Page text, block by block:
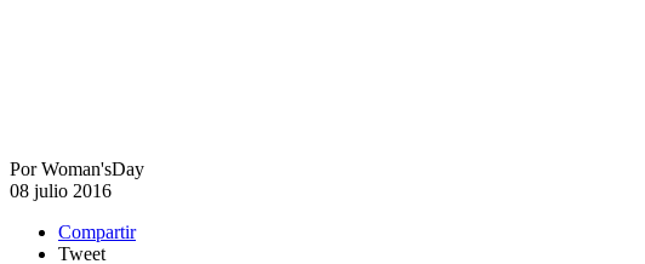
PorWoman'sDay
08 julio 2016
Compartir
Tweet